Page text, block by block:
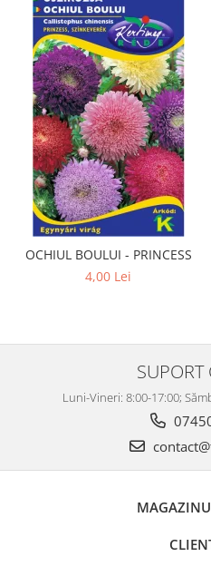
OCHIUL BOULUI - PRINCESS
4,00 Lei
SUPORT
Luni-Vineri: 8:00-17:00;